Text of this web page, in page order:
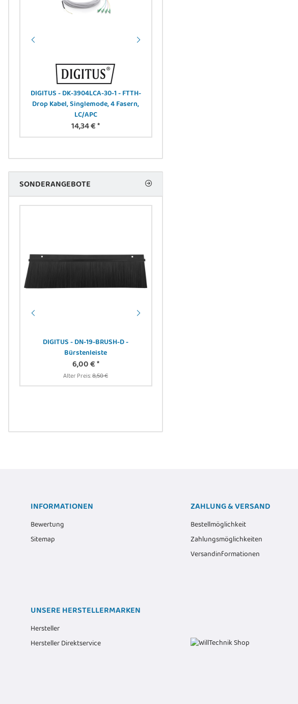
DIGITUS - DK-3904LCA-30-1 - FTTH-
Drop Kabel, Singlemode, 4 Fasern,
LC/APC
14,34 €*
SONDERANGEBOTE
DIGITUS - DN-19-BRUSH-D -
Bürstenleiste
6,00 €*
Alter Preis:8,50 €
INFORMATIONEN
Bewertung
Sitemap
ZAHLUNG & VERSAND
Bestellmöglichkeit
Zahlungsmöglichkeiten
Versandinformationen
UNSERE HERSTELLERMARKEN
Hersteller
Hersteller Direktservice